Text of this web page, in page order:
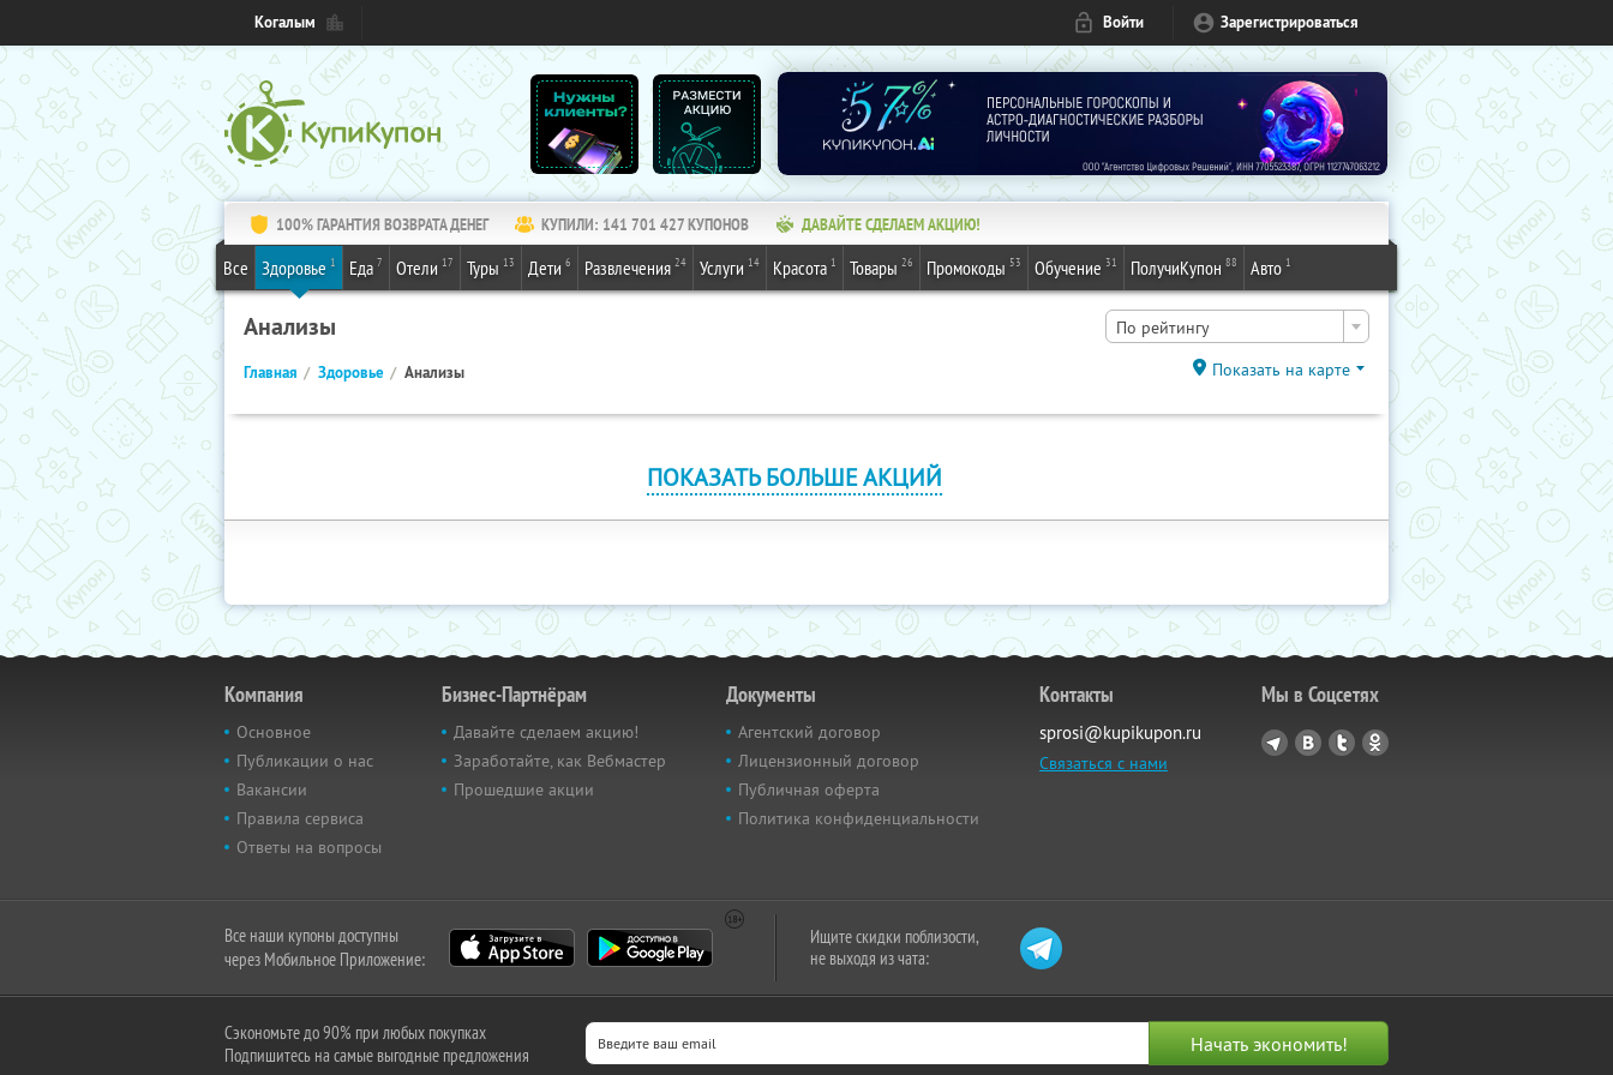
Когалым Войти Зарегистрироваться
100% ГАРАНТИЯ ВОЗВРАТА ДЕНЕГ КУПИЛИ: 141 701 427КУПОНОВ ДАВАЙТЕ СДЕЛАЕМ АКЦИЮ!
Все Здоровье 1 Еда 7 Отели 17 Туры 13 Дети 6 Развлечения 24 Услуги 14 Красота 1 Товары 26 Промокоды 53 Обучение 31 ПолучиКупон 88 Авто 1
Анализы По рейтингу
Главная Здоровье Анализы Показать на карте
ПОКАЗАТЬ БОЛЬШЕ АКЦИЙ
Компания
Основное
Публикации о нас
Вакансии
Правила сервиса
Ответы на вопросы
Бизнес-Партнёрам
Давайте сделаем акцию!
Заработайте, как Вебмастер
Прошедшие акции
Документы
Агентский договор
Лицензионный договор
Публичная оферта
Политика конфиденциальности
Контакты
sprosi@kupikupon.ru
Связаться с нами
Мы в Соцсетях
Все наши купоны доступны
через Мобильное Приложение:
Ищите скидки поблизости,
не выходя из чата:
Сэкономьте до 90% при любых покупках
Подпишитесь на самые выгодные предложения